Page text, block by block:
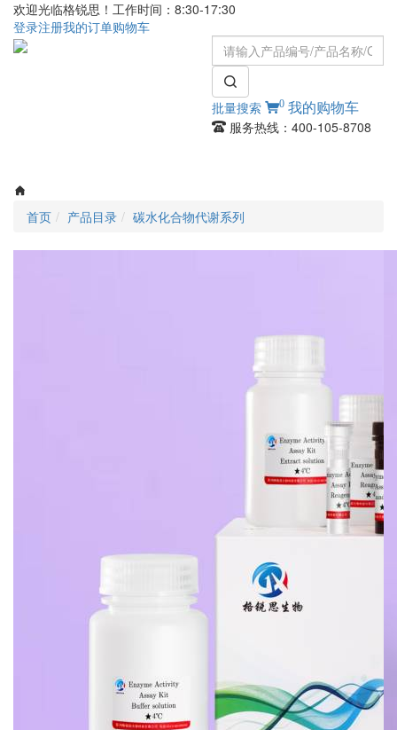
欢迎光临格锐思！工作时间：8:30-17:30
登录注册我的订单购物车
批量搜索 0 我的购物车
服务热线：400-105-8708
首页 产品目录 碳水化合物代谢系列